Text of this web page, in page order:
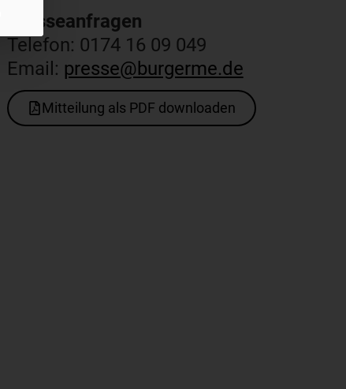
Presseanfragen​
Telefon: 0174 16 09 049
Email: presse@burgerme.de
Mitteilung als PDF downloaden